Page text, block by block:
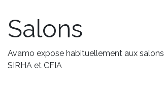
Salons
Avamo expose habituellement aux salons
SIRHA et CFIA